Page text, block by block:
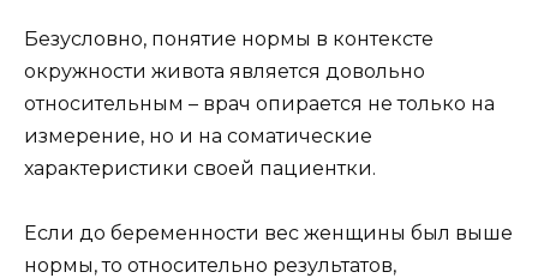
Безусловно, понятие нормы в контексте
окружности живота является довольно
относительным – врач опирается не только на
измерение, но и на соматические
характеристики своей пациентки.
Если до беременности вес женщины был выше
нормы, то относительно результатов,